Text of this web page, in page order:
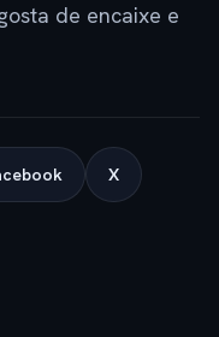
de encaixe e
X